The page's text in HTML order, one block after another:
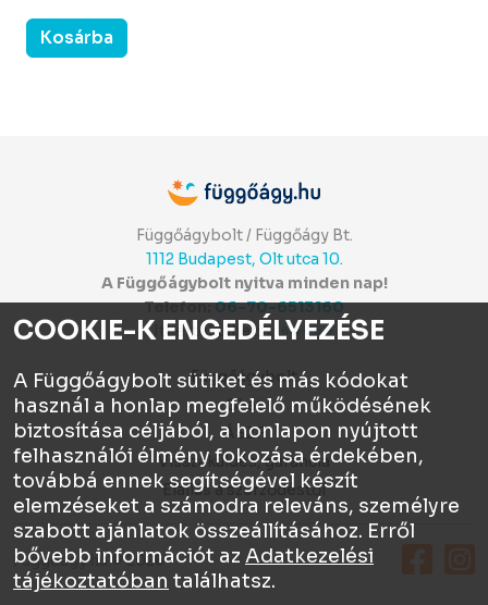
Kosárba
Függőágybolt / Függőágy Bt.
1112 Budapest, Olt utca 10.
A Függőágybolt nyitva minden nap!
Telefon:06-70-6513160
Itt értékelhetsz:⭐⭐⭐⭐⭐
Függőágybolt
Chat
ÁSZF
Visszaküldés, garancia
Elállás a szerződéstől
Függőágy.hu © 2026
COOKIE-K ENGEDÉLYEZÉSE
A Függőágybolt sütiket és más kódokat
használ a honlap megfelelő működésének
biztosítása céljából, a honlapon nyújtott
felhasználói élmény fokozása érdekében,
továbbá ennek segítségével készít
elemzéseket a számodra releváns, személyre
szabott ajánlatok összeállításához. Erről
bővebb információt az Adatkezelési
tájékoztatóban találhatsz.